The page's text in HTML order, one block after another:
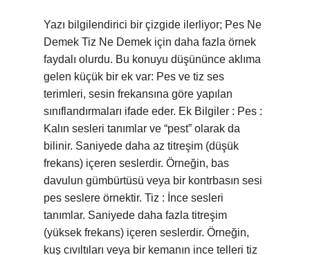
Yazı bilgilendirici bir çizgide ilerliyor; Pes Ne
Demek Tiz Ne Demek için daha fazla örnek
faydalı olurdu. Bu konuyu düşününce aklıma
gelen küçük bir ek var: Pes ve tiz ses
terimleri, sesin frekansına göre yapılan
sınıflandırmaları ifade eder. Ek Bilgiler : Pes :
Kalın sesleri tanımlar ve “pest” olarak da
bilinir. Saniyede daha az titreşim (düşük
frekans) içeren seslerdir. Örneğin, bas
davulun gümbürtüsü veya bir kontrbasın sesi
pes seslere örnektir. Tiz : İnce sesleri
tanımlar. Saniyede daha fazla titreşim
(yüksek frekans) içeren seslerdir. Örneğin,
kuş cıvıltıları veya bir kemanın ince telleri tiz